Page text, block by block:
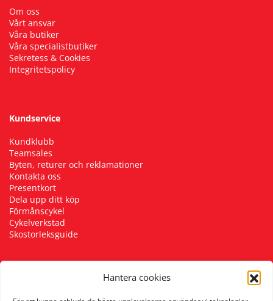
Hantera cookies
Om oss
Vårt ansvar
Våra butiker
Våra specialistbutiker
Sekretess & Cookies
Integritetspolicy
Kundservice
Kundklubb
Teamsales
Byten, returer och reklamationer
Kontakta oss
Presentkort
Dela upp ditt köp
Förmånscykel
Cykelverkstad
Skostorleksguide